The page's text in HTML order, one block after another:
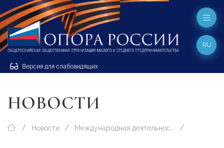
Версия для слабовидящих
RU
НОВОСТИ
Новости Международная деятельность